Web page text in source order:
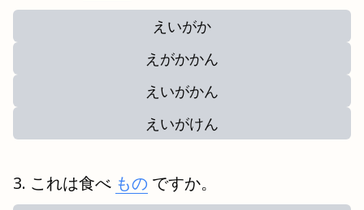
えいがか
えがかかん
えいがかん
えいがけん
これは食べ もの ですか。